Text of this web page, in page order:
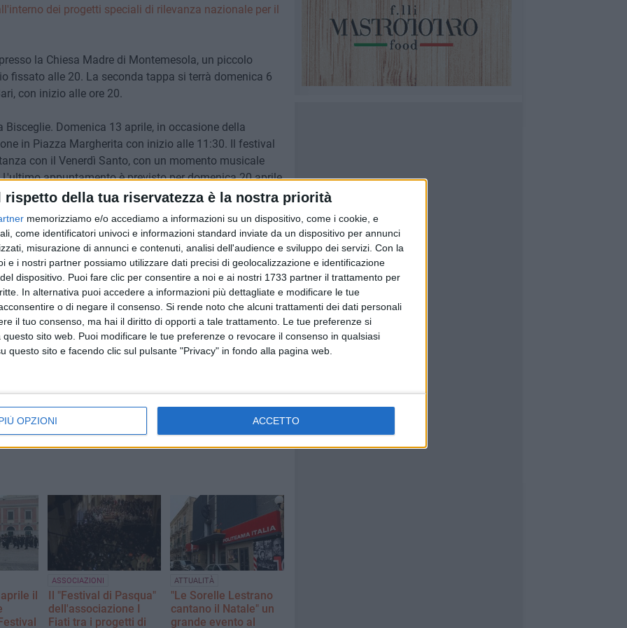
rispetto della tua riservatezza è la nostra priorità
memorizziamo e/o accediamo a informazioni su un dispositivo, come i cookie, e
come identificatori univoci e informazioni standard inviate da un dispositivo per annunci
misurazione di annunci e contenuti, analisi dell'audience e sviluppo dei servizi. Con la
e i nostri partner possiamo utilizzare dati precisi di geolocalizzazione e identificazione
dispositivo. Puoi fare clic per consentire a noi e ai nostri 1733 partner il trattamento per
In alternativa puoi accedere a informazioni più dettagliate e modificare le tue
o di negare il consenso. Si rende noto che alcuni trattamenti dei dati personali
il tuo consenso, ma hai il diritto di opporti a tale trattamento. Le tue preferenze si
sito web. Puoi modificare le tue preferenze o revocare il consenso in qualsiasi
questo sito e facendo clic sul pulsante "Privacy" in fondo alla pagina web.
OPZIONI ACCETTO
dei progetti speciali di rilevanza nazionale per il
la Chiesa Madre di Montemesola, un piccolo
fissato alle 20. La seconda tappa si terrà domenica 6
con inizio alle ore 20.
Domenica 13 aprile, in occasione della
in Piazza Margherita con inizio alle 11:30. Il festival
con il Venerdì Santo, con un momento musicale
appuntamento è previsto per domenica 20 aprile,
San Francesco a partire dalle 11:30.
presentare il Festival di Pasqua, un evento che
ma anche Bari e Montemesola» ha dichiarato
«Sarà un'occasione unica per celebrare insieme la
concluso Parisi.
Latitanti del clan Capriati
il
ASSOCIAZIONI
Il "Festival di Pasqua"
dell'associazione I
Fiati tra i progetti di
ATTUALITÀ
"Le Sorelle Lestrano
cantano il Natale" un
grande evento al